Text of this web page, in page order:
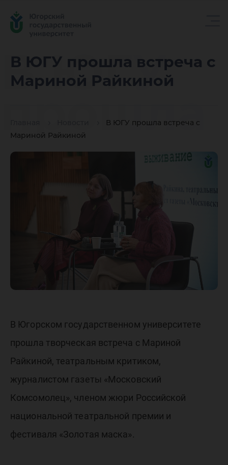
В ЮГУ прошла встреча с
Мариной Райкиной
В ЮГУ прошла встреча с
Мариной Райкиной
В ЮГУ
прошла
встреча
В Югорском государственном университете
прошла творческая встреча с Мариной
Райкиной, театральным критиком,
журналистом газеты «Московский
Комсомолец», членом жюри Российской
национальной театральной премии и
фестиваля «Золотая маска».